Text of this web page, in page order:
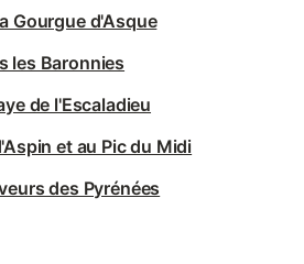
Gourgue d'Asque
les Baronnies
de l'Escaladieu
et au Pic du Midi
des Pyrénées